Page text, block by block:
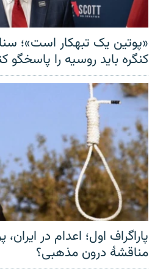
«پوتین یک تبهکار است»؛
کنگره باید روسیه را پاسخگو
پاراگراف اول؛ اعدام در
مناقشهٔ درون مذهبی؟